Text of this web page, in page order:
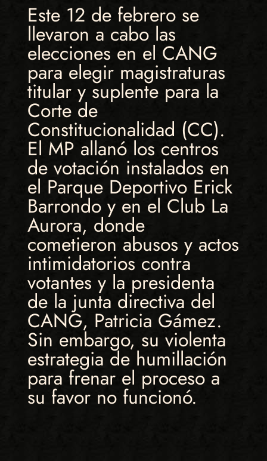
Este 12 de febrero se
llevaron a cabo las
elecciones en el CANG
para elegir magistraturas
titular y suplente para la
Corte de
Constitucionalidad (CC).
El MP allanó los centros
de votación instalados en
el Parque Deportivo Erick
Barrondo y en el Club La
Aurora, donde
cometieron abusos y actos
intimidatorios contra
votantes y la presidenta
de la junta directiva del
CANG, Patricia Gámez.
Sin embargo, su violenta
estrategia de humillación
para frenar el proceso a
su favor no funcionó.